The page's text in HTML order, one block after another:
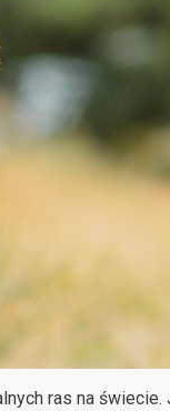
ras na